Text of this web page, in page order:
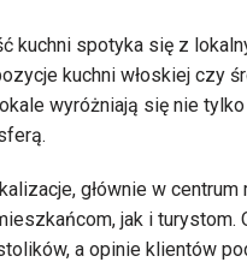
kuchni spotyka się z
kuchni włoskiej czy
wyróżniają się nie
głównie w
jak i turystom.
a opinie klientów